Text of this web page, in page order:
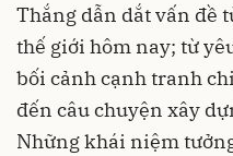
Thắng dẫn dắt vấn đề
thế giới hôm nay; từ
bối cảnh cạnh tranh
đến câu chuyện xây
Những khái niệm